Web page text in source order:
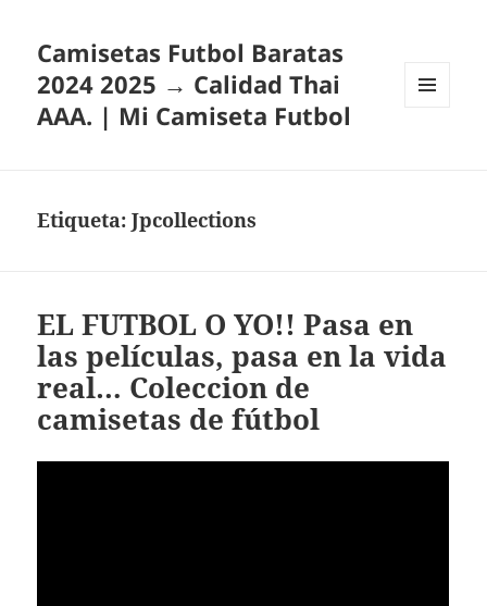
Camisetas Futbol Baratas
2024 2025 → Calidad Thai
AAA. | Mi Camiseta Futbol
Etiqueta:Jpcollections
EL FUTBOL O YO!! Pasa en
las películas, pasa en la vida
real… Coleccion de
camisetas de fútbol